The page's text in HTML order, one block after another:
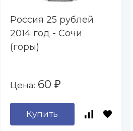
Россия 25 рублей
2014 год - Сочи
(горы)
Цена: 60 ₽
Купить